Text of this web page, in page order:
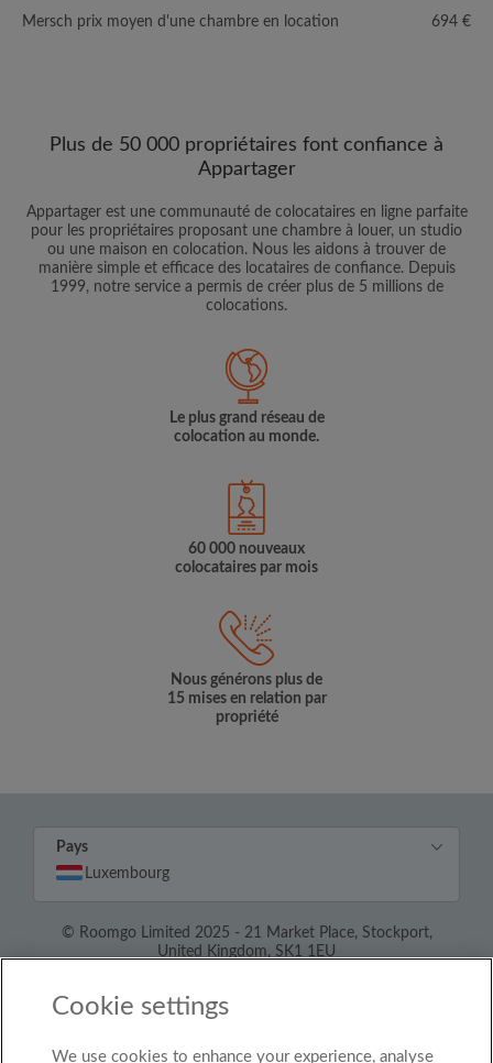
Mersch prix moyen d'une chambre en location 694 €
Plus de 50 000 propriétaires font confiance à
Appartager
Appartager est une communauté de colocataires en ligne parfaite
pour les propriétaires proposant une chambre à louer, un studio
ou une maison en colocation. Nous les aidons à trouver de
manière simple et efficace des locataires de confiance. Depuis
1999, notre service a permis de créer plus de 5 millions de
colocations.
Le plus grand réseau de
colocation au monde.
60 000 nouveaux
colocataires par mois
Nous générons plus de
15 mises en relation par
propriété
Pays
Luxembourg
© Roomgo Limited 2025 - 21 Market Place, Stockport,
United Kingdom, SK1 1EU
Cookie settings
We use cookies to enhance your experience, analyse